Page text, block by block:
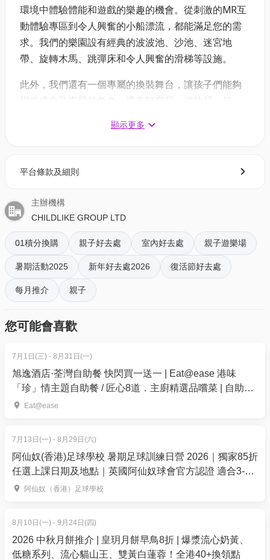
環境中體驗體能和遊戲的樂趣的機會。從刺激的MR互
動體驗專區到令人興奮的小船漂流，都能滿足您的需
求。我們的樂園設有經典的波波池、沙池、迷宮地
帶、旋轉木馬、跳彈床和令人興奮的滑梯等設施。
此外，我們還有一個專屬的換裝舞台，讓孩子們能夠
變身成自己喜愛的角色，還有警察局、消防局、超
【恆常優惠】
門票2小時 (一家長+一小童入場) 加送警局射擊遊戲
01空間特別優惠價: HK$210 (原價HK$230)
額外成人 入場門票2小時（只限已購買套票另加購額外
成人）
01空間特別優惠價: HK$50
入場門票2小時 (一家長+一小童入場) 加送警局射擊遊
01空間特別優惠價: HK$260 (原價HK$280)
額外成人入場門票2小時（只限已購買套票另加購額外
成人）
備註：【*低至半價/9折換購】 - 優惠適用指定活動門
票，以01積分抵扣方式付款。以上優惠價錢均以扣減
最多「01積分」後計算所得，以版面顯示計算為準。
https://www.hk01.com/terms 之相關部分其他請參閱
條款及細則。
顯示更多
平台條款及細則
主辦機構
CHILDLIKE GROUP LTD
01積分換購 親子好去處 室內好去處 親子遊樂場
暑期活動2025 新年好去處2026 復活節好去處
每月推介 親子
您可能會喜歡
7月1日(三) - 8月31日(一)
旭逸酒店·荃灣自助餐 快閃買一送一 | Eat@ease 港味
「珍」情主題自助餐 / 匠心8道．主廚精選品嚐菜 | 自助餐
優惠2026
Eat@ease
7月13日(一) - 8月29日(六)
阿仙奴(香港)足球學校 暑期足球訓練日營 2026｜獨家85折
任選上課日期及地點｜英國阿仙奴球會官方認證 適合3-13
歲 教你成為小槍手！
阿仙奴（香港）足球學校
8月10日(一) - 9月24日(四)
2026 中秋月餅推介 | 皇玥月餅早鳥8折 | 爆漿流心奶黃、
低糖系列、流心貓山王、雙黃白蓮蓉！全港40+換領點